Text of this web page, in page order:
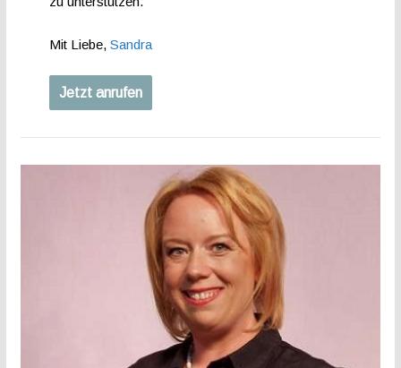
Mit Liebe, Sandra
Jetzt anrufen